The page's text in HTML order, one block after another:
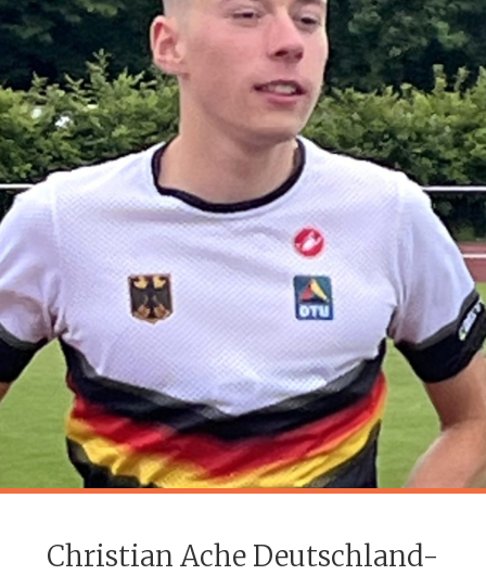
Christian Ache Deutschland-